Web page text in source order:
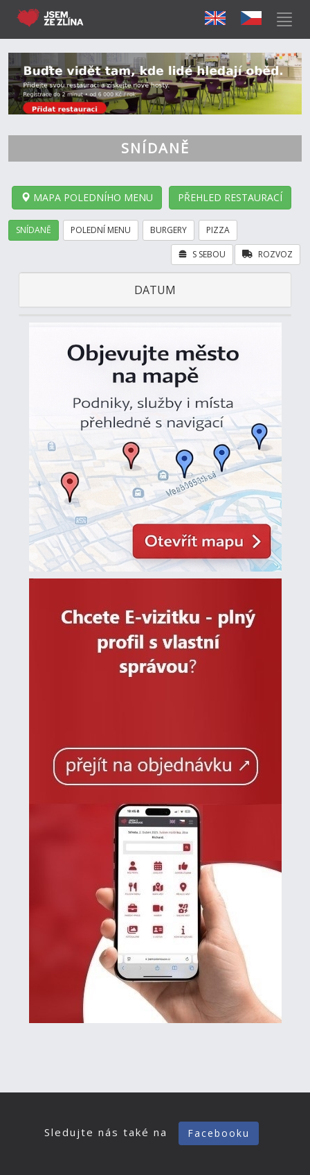
SNÍDANĚ
MAPA POLEDNÍHO MENU PŘEHLED RESTAURACÍ
SNÍDANĚ POLEDNÍ MENU BURGERY PIZZA
ROZVOZ
S SEBOU
DATUM
Sledujte nás také na Facebooku